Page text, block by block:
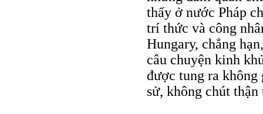
thấy ở nước Pháp
trí thức và công
Hungary, chẳng
câu chuyện kinh
được tung ra
sử, không chút thận